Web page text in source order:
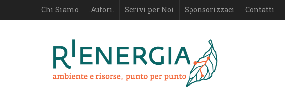
Chi Siamo .Autori. Scrivi per Noi Sponsorizzaci Contatti